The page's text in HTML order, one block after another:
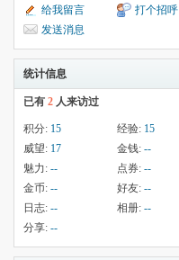
给我留言
打个招呼
发送消息
统计信息
已有 2 人来访过
积分: 15 经验: 15
威望: 17 金钱: --
魅力: -- 点券: --
金币: -- 好友: --
日志: -- 相册: --
分享: --